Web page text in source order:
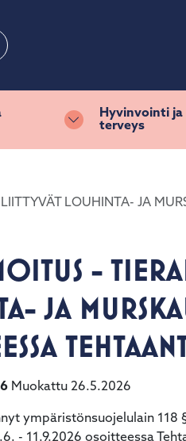
Vaihda
Hyvinvointi ja
terveys
LOUHINTA- JA
-
JA
Muokattu 26.5.2026
ympäristönsuojelulain
- 11.9.2026 osoitteessa